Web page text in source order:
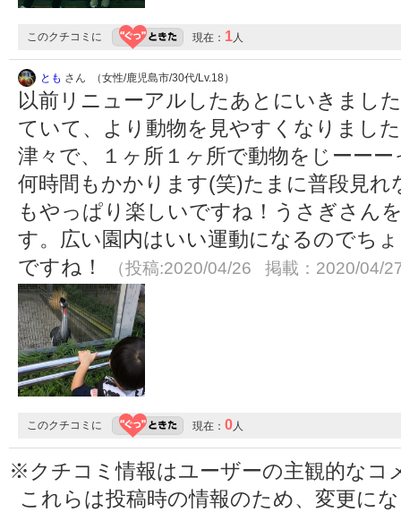
このクチコミに 現在： 1人
とも さん （女性/鹿児島市/30代/Lv.18）
以前リニューアルしたあとにいきまし
ていて、より動物を見やすくなりまし
津々で、１ヶ所１ヶ所で動物をじーー
何時間もかかります(笑)たまに普段見
もやっぱり楽しいですね！うさぎさん
す。広い園内はいい運動になるのでち
ですね！
（投稿:2020/04/26 掲載：2020/04/
このクチコミに 現在： 0人
※クチコミ情報はユーザーの主観的なコ
これらは投稿時の情報のため、変更に